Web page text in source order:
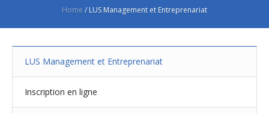
Home / LUS Management et Entreprenariat
LUS Management et Entreprenariat
Inscription en ligne